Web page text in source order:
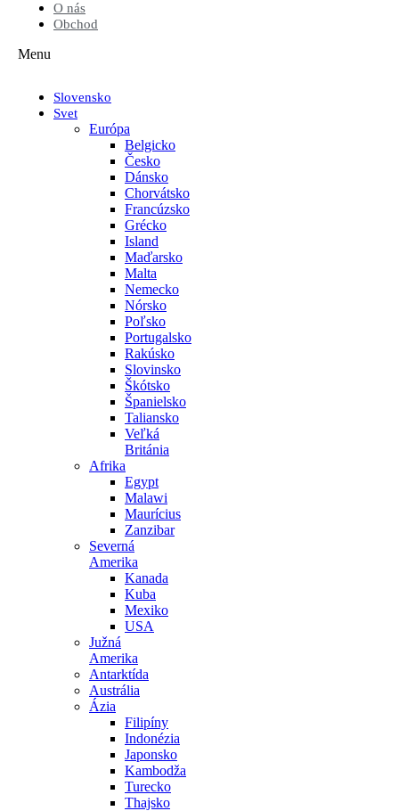
O nás
Obchod
Menu
Slovensko
Svet
Európa
Belgicko
Česko
Dánsko
Chorvátsko
Francúzsko
Grécko
Island
Maďarsko
Malta
Nemecko
Nórsko
Poľsko
Portugalsko
Rakúsko
Slovinsko
Škótsko
Španielsko
Taliansko
Veľká
Británia
Afrika
Egypt
Malawi
Maurícius
Zanzibar
Severná
Amerika
Kanada
Kuba
Mexiko
USA
Južná
Amerika
Antarktída
Austrália
Ázia
Filipíny
Indonézia
Japonsko
Kambodža
Turecko
Thajsko